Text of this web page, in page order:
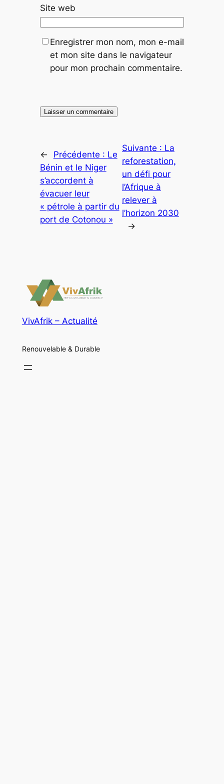
Site web
Enregistrer mon nom, mon e-mail
et mon site dans le navigateur
pour mon prochain commentaire.
← Précédente : Le
Bénin et le Niger
s’accordent à
évacuer leur
« pétrole à partir du
port de Cotonou »
Suivante : La
reforestation,
un défi pour
l’Afrique à
relever à
l’horizon 2030
→
VivAfrik – Actualité
Renouvelable & Durable